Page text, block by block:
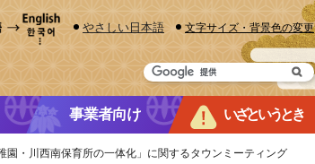
やさしい日本語 文字サイズ・背景色の変更
事業者向け いざというとき
園・川西南保育所の一体化」に関するタウンミーティング